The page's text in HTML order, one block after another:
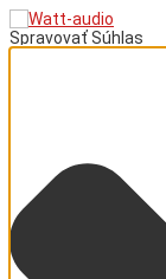
Spravovať Súhlas